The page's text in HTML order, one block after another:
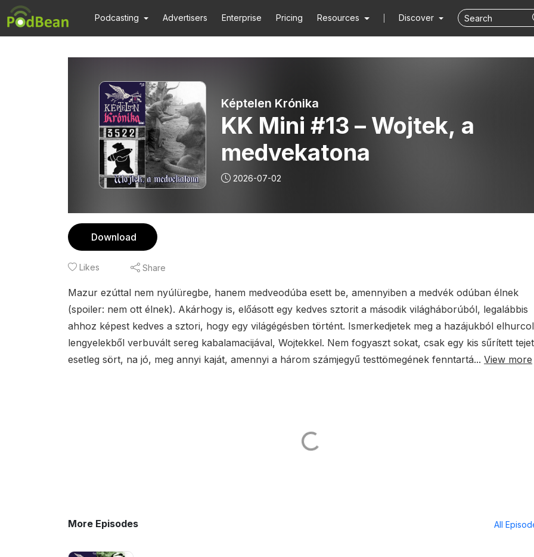
Podcasting Advertisers Enterprise Pricing Resources Discover
Képtelen Krónika
KK Mini #13 – Wojtek, a
medvekatona
2026-07-02
Download
Likes Share
Mazur ezúttal nem nyúlüregbe, hanem medveodúba esett be, amennyiben a medvék odúban élnek
(spoiler: nem ott élnek). Akárhogy is, előásott egy kedves sztorit a második világháborúból, legalábbis
ahhoz képest kedves a sztori, hogy egy világégésben történt. Ismerkedjetek meg a hazájukból
lengyelekből verbuvált sereg kabalamacijával, Wojtekkel. Nem fogyaszt sokat, csak egy kis sűrített
esetleg sört, na jó, meg annyi kaját, amennyi a három számjegyű testtömegének fenntartá... View more
More Episodes All